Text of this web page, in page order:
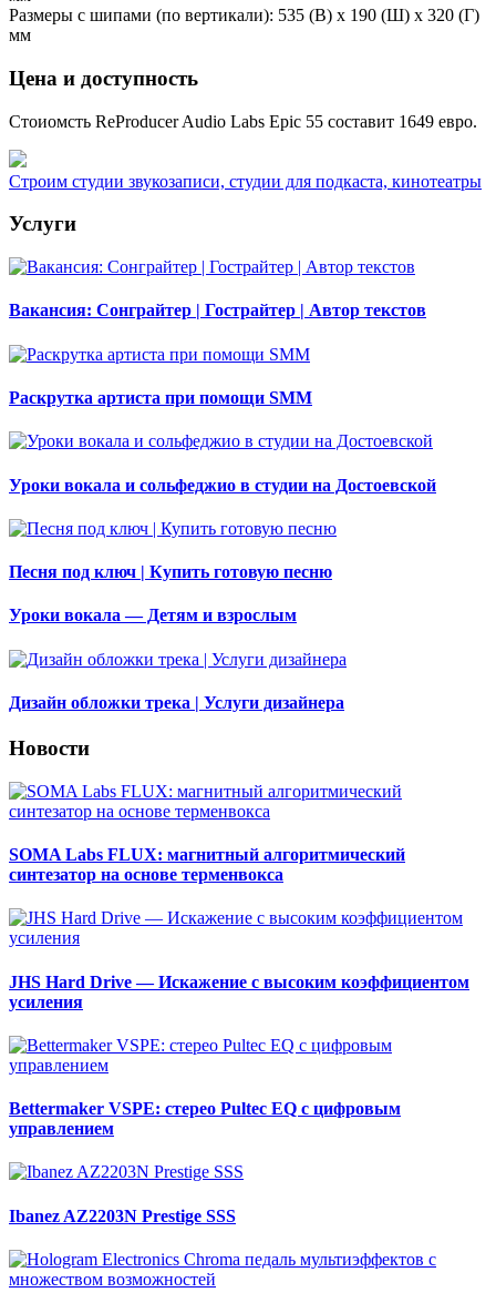
Размеры с шипами (по вертикали): 535 (В) x 190 (Ш) x 320 (Г)
мм
Цена и доступность
Стоиомсть ReProducer Audio Labs Epic 55 составит 1649 евро.
Строим студии звукозаписи, студии для подкаста, кинотеатры
Услуги
Вакансия: Сонграйтер | Гострайтер | Автор текстов
Раскрутка артиста при помощи SMM
Уроки вокала и сольфеджио в студии на Достоевской
Песня под ключ | Купить готовую песню
Уроки вокала — Детям и взрослым
Дизайн обложки трека | Услуги дизайнера
Новости
SOMA Labs FLUX: магнитный алгоритмический
синтезатор на основе терменвокса
JHS Hard Drive — Искажение с высоким коэффициентом
усиления
Bettermaker VSPE: стерео Pultec EQ с цифровым
управлением
Ibanez AZ2203N Prestige SSS